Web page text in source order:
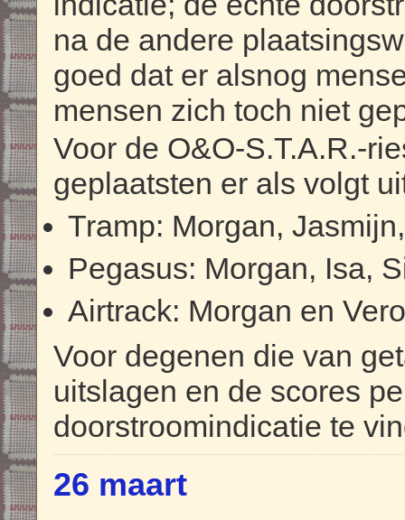
na de andere
goed dat er alsnog
mensen zich toch niet
Voor de O&O-S.T.A.R.-
geplaatsten er als volgt
Tramp: Morgan,
Pegasus: Morgan, Isa,
Airtrack: Morgan en
Voor degenen die van
uitslagen en de scores
doorstroomindicatie te
26 maart